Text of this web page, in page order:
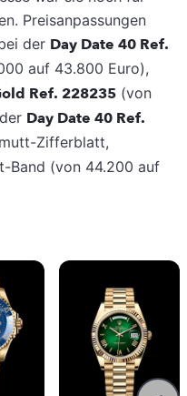
Preisanpassungen
der Day Date 40 Ref.
auf 43.800 Euro),
Ref. 228235 (von
Day Date 40 Ref.
Zifferblatt,
Band (von 44.200 auf